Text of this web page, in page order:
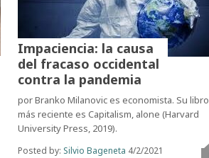
Impaciencia: la causa
del fracaso occidental
contra la pandemia
por Branko Milanovic es economista. Su libro
más reciente es Capitalism, alone (Harvard
University Press, 2019).
Posted by: Silvio Bageneta 4/2/2021